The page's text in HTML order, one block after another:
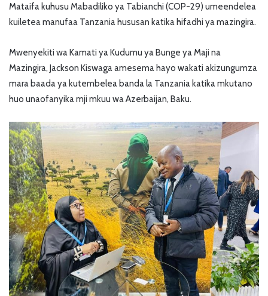
Mataifa kuhusu Mabadiliko ya Tabianchi (COP-29) umeendelea
kuiletea manufaa Tanzania hususan katika hifadhi ya mazingira.
Mwenyekiti wa Kamati ya Kudumu ya Bunge ya Maji na
Mazingira, Jackson Kiswaga amesema hayo wakati akizungumza
mara baada ya kutembelea banda la Tanzania katika mkutano
huo unaofanyika mji mkuu wa Azerbaijan, Baku.